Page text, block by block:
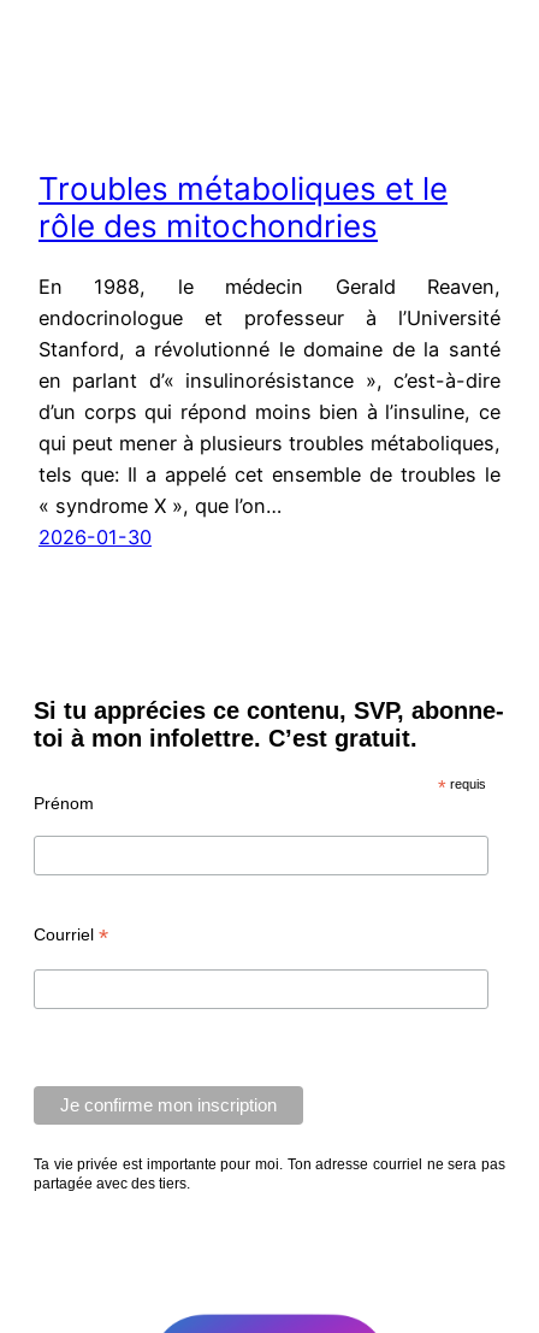
Troubles métaboliques et le
rôle des mitochondries
En 1988, le médecin Gerald Reaven,
endocrinologue et professeur à l’Université
Stanford, a révolutionné le domaine de la santé
en parlant d’« insulinorésistance », c’est-à-dire
d’un corps qui répond moins bien à l’insuline, ce
qui peut mener à plusieurs troubles métaboliques,
tels que: Il a appelé cet ensemble de troubles le
« syndrome X », que l’on…
2026-01-30
Si tu apprécies ce contenu, SVP, abonne-
toi à mon infolettre. C’est gratuit.
* requis
Prénom
Courriel *
Ta vie privée est importante pour moi. Ton adresse courriel ne sera pas
partagée avec des tiers.